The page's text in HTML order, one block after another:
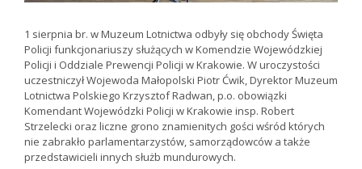
1 sierpnia br. w Muzeum Lotnictwa odbyły się obchody Święta
Policji funkcjonariuszy służących w Komendzie Wojewódzkiej
Policji i Oddziale Prewencji Policji w Krakowie. W uroczystości
uczestniczył Wojewoda Małopolski Piotr Ćwik, Dyrektor Muzeum
Lotnictwa Polskiego Krzysztof Radwan, p.o. obowiązki
Komendant Wojewódzki Policji w Krakowie insp. Robert
Strzelecki oraz liczne grono znamienitych gości wśród których
nie zabrakło parlamentarzystów, samorządowców a także
przedstawicieli innych służb mundurowych.